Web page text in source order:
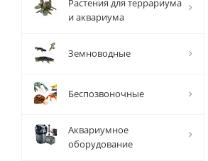
Растения для террариума
и аквариума
Земноводные
Беспозвоночные
Аквариумное
оборудование